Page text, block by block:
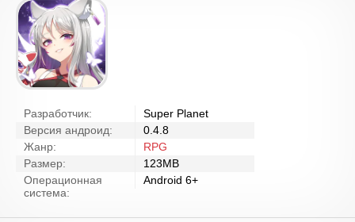
Разработчик:
Super Planet
Версия андроид:
0.4.8
Жанр:
RPG
Размер:
123MB
Операционная
система:
Android 6+